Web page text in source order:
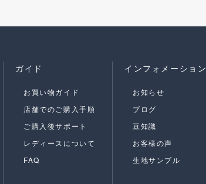
ガイド
お買い物ガイド
店舗でのご購入手順
ご購入後サポート
レディースについて
FAQ
インフォメーション
お知らせ
ブログ
豆知識
お客様の声
生地サンプル